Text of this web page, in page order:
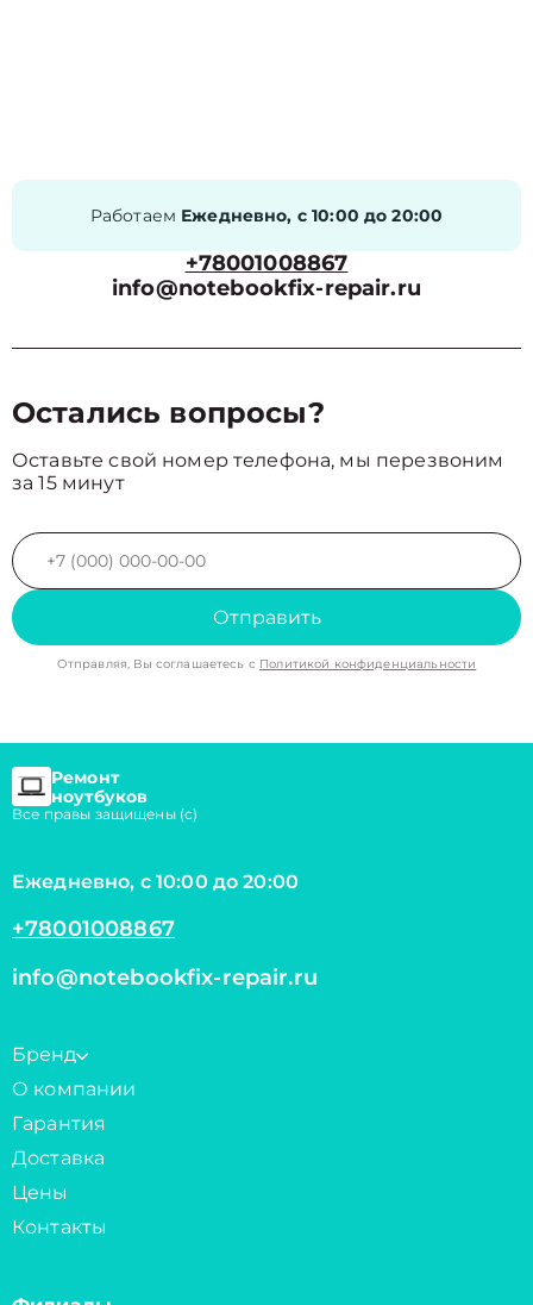
Работаем Ежедневно, с 10:00 до 20:00
+78001008867
info@notebookfix-repair.ru
Остались вопросы?
Оставьте свой номер телефона, мы перезвоним
за 15 минут
Отправить
Отправляя, Вы соглашаетесь с Политикой конфиденциальности
Ремонт
ноутбуков
Все правы защищены (с)
Ежедневно, с 10:00 до 20:00
+78001008867
info@notebookfix-repair.ru
Бренд
О компании
Гарантия
Доставка
Цены
Контакты